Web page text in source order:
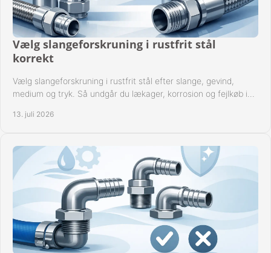
Vælg slangeforskruning i rustfrit stål
korrekt
Vælg slangeforskruning i rustfrit stål efter slange, gevind,
medium og tryk. Så undgår du lækager, korrosion og fejlkøb i
13. juli 2026